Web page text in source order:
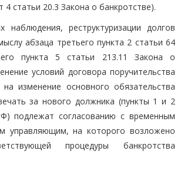
4 статьи 20.3 Закона о банкротстве).
наблюдения, реструктуризации долгов
абзаца третьего пункта 2 статьи 64
пункта 5 статьи 213.11 Закона о
условий договора поручительства
изменение основного обязательства
за нового должника (пункты 1 и 2
подлежат согласованию с временным
управляющим, на которого возложено
процедуры банкротства